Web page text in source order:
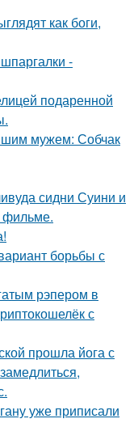
как боги,
-
подаренной
мужем: Собчак
сидни Суини и
фильме.
борьбы с
рэпером в
с
прошла йога с
уже приписали